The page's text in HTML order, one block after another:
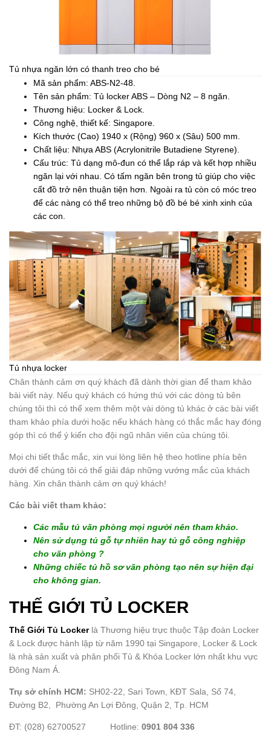
Tủ nhựa ngăn lớn có thanh treo cho bé
Mã sản phẩm: ABS-N2-48.
Tên sản phẩm: Tủ locker ABS – Dòng N2 – 8 ngăn.
Thương hiệu: Locker & Lock.
Công nghệ, thiết kế: Singapore.
Kích thước (Cao) 1940 x (Rộng) 960 x (Sâu) 500 mm.
Chất liệu: Nhựa ABS (Acrylonitrile Butadiene Styrene).
Cấu trúc: Tủ dạng mô-đun có thể lắp ráp và kết hợp nhiều
ngăn lại với nhau. Có tấm ngăn bên trong tủ giúp cho việc
cất đồ trở nên thuận tiện hơn. Ngoài ra tủ còn có móc treo
để các nàng có thể treo những bộ đồ bé bé xinh xinh của
các con.
Tủ nhựa locker
Chân thành cảm ơn quý khách đã dành thời gian để tham khảo
bài viết này. Nếu quý khách có hứng thú với các dòng tủ bên
chúng tôi thì có thể xem thêm một vài dòng tủ khác ở các bài viết
tham khảo phía dưới hoặc nếu khách hàng có thắc mắc hay đóng
góp thì có thể ý kiến cho đội ngũ nhân viên của chúng tôi.
Mọi chi tiết thắc mắc, xin vui lòng liên hệ theo hotline phía bên
dưới để chúng tôi có thể giải đáp những vướng mắc của khách
hàng. Xin chân thành cảm ơn quý khách!
Các bài viết tham khảo:
Các mẫu tủ văn phòng mọi người nên tham khảo.
Nên sử dụng tủ gỗ tự nhiên hay tủ gỗ công nghiệp
cho văn phòng ?
Những chiếc tủ hồ sơ văn phòng tạo nên sự hiện đại
cho không gian.
THẾ GIỚI TỦ LOCKER
Thế Giới Tủ Lockerlà Thương hiệu trực thuộc Tập đoàn Locker
& Lock được hành lập từ năm 1990 tại Singapore, Locker & Lock
là nhà sản xuất và phân phối Tủ & Khóa Locker lớn nhất khu vực
Đông Nam Á.
Trụ sở chính HCM: SH02-22, Sari Town, KĐT Sala, Số 74,
Đường B2, Phường An Lợi Đông, Quận 2, Tp. HCM
ĐT: (028) 62700527 Hotline: 0901 804 336